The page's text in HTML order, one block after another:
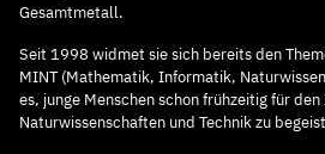
Gesamtmetall.
Seit 1998 widmet sie sich bereits den
MINT (Mathematik, Informatik,
es, junge Menschen schon frühzeitig für
Naturwissenschaften und Technik zu